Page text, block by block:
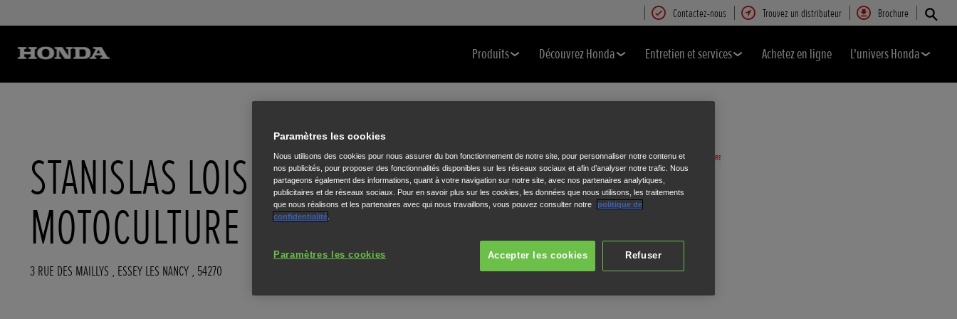
Contactez-nous Trouvez un distributeur Brochure
Produits Découvrez Honda Entretien et services Achetez en ligne L'univers Honda
STANISLAS LOISIRS
MOTOCULTURE
3 RUE DES MAILLYS , ESSEY LES NANCY , 54270
Paramètres les cookies
Nous utilisons des cookies pour nous assurer du bon fonctionnement de notre site, pour personnaliser notre contenu et
nos publicités, pour proposer des fonctionnalités disponibles sur les réseaux sociaux et afin d’analyser notre trafic. Nous
partageons également des informations, quant à votre navigation sur notre site, avec nos partenaires analytiques,
publicitaires et de réseaux sociaux. Pour en savoir plus sur les cookies, les données que nous utilisons, les traitements
que nous réalisons et les partenaires avec qui nous travaillons, vous pouvez consulter notre
politique de
confidentialité
Refuser
Accepter les cookies
Paramètres les cookies